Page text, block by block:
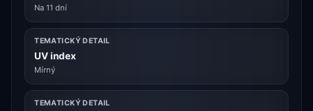
Na 11 dní
TEMATICKÝ DETAIL
UV index
Mírný
TEMATICKÝ DETAIL